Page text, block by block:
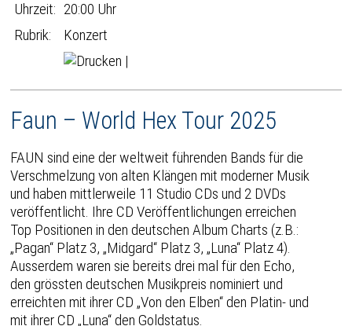
Uhrzeit: 20:00 Uhr
Rubrik:
Konzert
|
Faun – World Hex Tour 2025
FAUN sind eine der weltweit führenden Bands für die
Verschmelzung von alten Klängen mit moderner Musik
und haben mittlerweile 11 Studio CDs und 2 DVDs
veröffentlicht. Ihre CD Veröffentlichungen erreichen
Top Positionen in den deutschen Album Charts (z.B.:
„Pagan“ Platz 3, „Midgard“ Platz 3, „Luna“ Platz 4).
Ausserdem waren sie bereits drei mal für den Echo,
den grössten deutschen Musikpreis nominiert und
erreichten mit ihrer CD „Von den Elben“ den Platin- und
mit ihrer CD „Luna“ den Goldstatus.